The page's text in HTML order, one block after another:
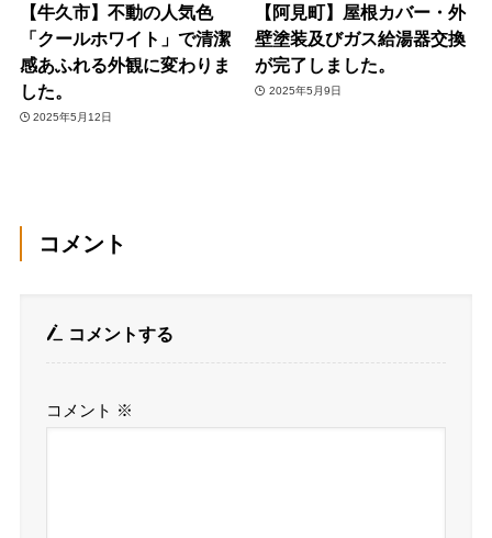
【牛久市】不動の人気色
「クールホワイト」で清潔
感あふれる外観に変わりま
した。
2025年5月12日
【阿見町】屋根カバー・外
壁塗装及びガス給湯器交換
が完了しました。
2025年5月9日
コメント
コメントする
コメント ※